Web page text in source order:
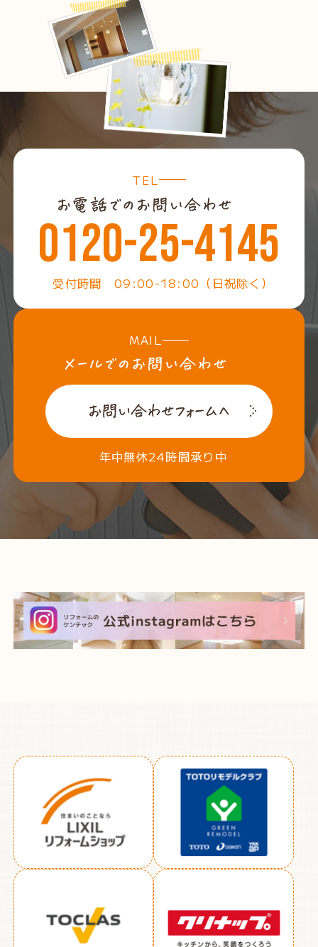
TEL
0120-25-4145
受付時間 09:00-18:00（日祝除く）
MAIL
年中無休24時間承り中